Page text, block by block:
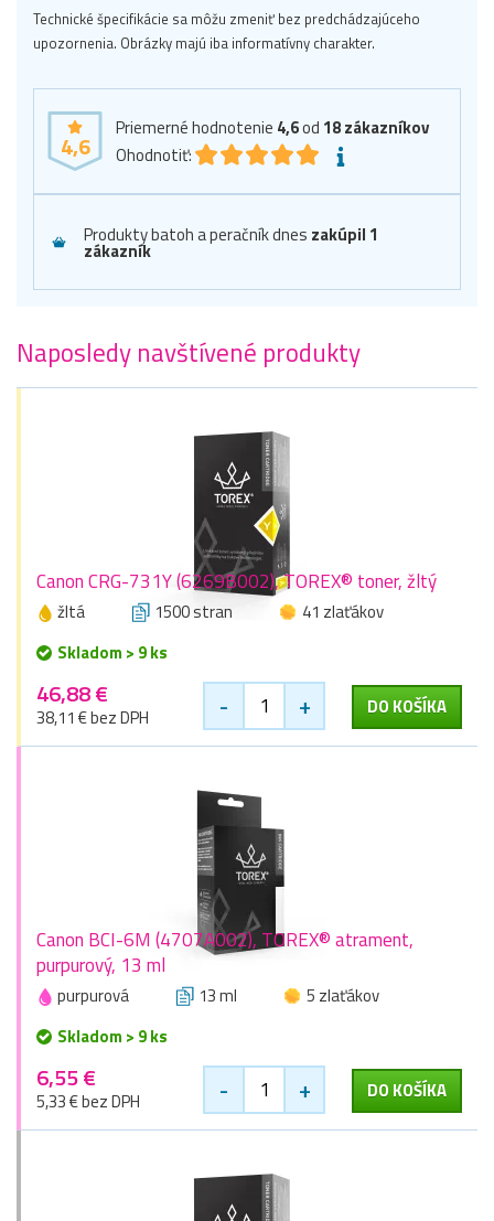
Technické špecifikácie sa môžu zmeniť bez predchádzajúceho
upozornenia. Obrázky majú iba informatívny charakter.
4,6
Priemerné hodnotenie 4,6od 18zákazníkov
Ohodnotiť:
Produkty batoh a peračník dnes zakúpil 1
zákazník
Naposledy navštívené produkty
Canon CRG-731Y (6269B002), TOREX® toner, žltý
žltá 1500 stran
41 zlaťákov
Skladom > 9 ks
46,88 €
38,11 € bez DPH - + DO KOŠÍKA
Canon BCI-6M (4707A002), TOREX® atrament,
purpurový, 13 ml
purpurová 13 ml
5 zlaťákov
Skladom > 9 ks
6,55 €
5,33 € bez DPH - + DO KOŠÍKA